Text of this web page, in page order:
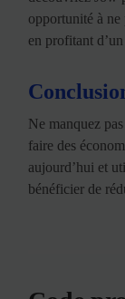
opportunité à ne
en profitant
Ne manquez
faire des
aujourd’hui et
bénéficier de